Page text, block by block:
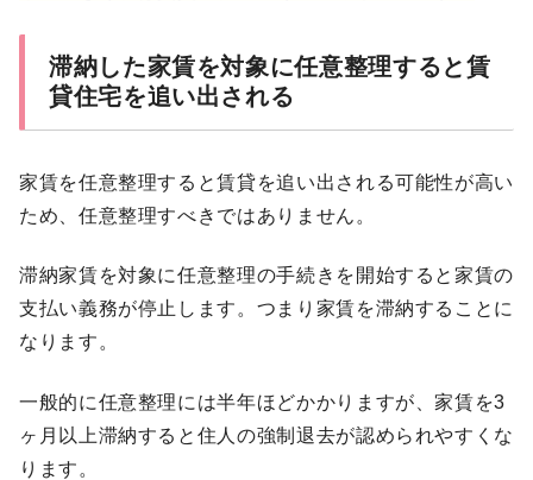
滞納した家賃を対象に任意整理すると賃
貸住宅を追い出される
家賃を任意整理すると賃貸を追い出される可能性が高い
ため、任意整理すべきではありません。
滞納家賃を対象に任意整理の手続きを開始すると家賃の
支払い義務が停止します。つまり家賃を滞納することに
なります。
一般的に任意整理には半年ほどかかりますが、家賃を3
ヶ月以上滞納すると住人の強制退去が認められやすくな
ります。